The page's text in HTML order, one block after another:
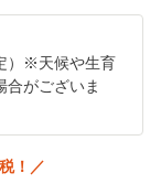
）※天候や生育
合がございま
！／